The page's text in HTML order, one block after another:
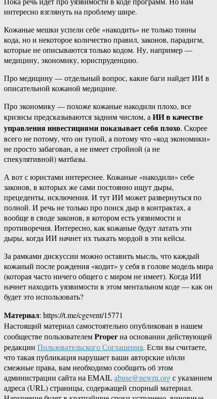
интересно взглянуть на проблему шире.
Кожаные мешки успели себе «накодить» не только тонны
кода, но и некоторое количество правил, законов, парадигм,
которые не описываются только кодом. Ну, например —
медицину, экономику, юриспруденцию.
Про медицину — отдельный вопрос, какие баги найдет ИИ в
описательной кожаной медицине.
Про экономику — похоже кожаные накодили плохо, все
кризисы предсказываются задним числом, аИИ в качестве
управления инвестициями показывает себя плохо. Скорее
всего не потому, что он тупой, а потому что «код экономики»
не просто забагован, а не имеет стройной (а не
спекулятивной) матбазы.
А вот с юристами интереснее. Кожаные «накодили» себе
законов, в которых же сами постоянно ищут дыры,
прецеденты, исключения. И тут ИИ может развернуться по
полной. И речь не только про поиск дыр в контрактах, а
вообще в своде законов, в котором есть уязвимости и
противоречия. Интересно, как кожаные будут латать эти
дыры, когда ИИ начнет их тыкать мордой в эти кейсы.
За рамками дискуссии можно оставить мысль, что каждый
кожаный после рождения «кодит» у себя в голове модель мира
(которая часто ничего общего с миром не имеет). Когда ИИ
начнет находить уязвимости в этом ментальном коде — как он
будет это использовать?
Материал: https://t.me/cgevent/15771
Настоящий материал самостоятельно опубликован в нашем
сообществе пользователемProperна основании действующей
редакции Пользовательского Соглашения. Если вы считаете,
что такая публикация нарушает ваши авторские и/или
смежные права, вам необходимо сообщить об этом
администрации сайта на EMAILabuse@newru.orgс указанием
адреса (URL) страницы, содержащей спорный материал.